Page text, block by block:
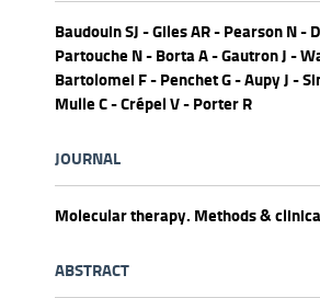
Baudouin SJ - Giles AR - Pearson N -
Partouche N - Borta A - Gautron J -
Bartolomei F - Penchet G - Aupy J -
Mulle C - Crépel V - Porter R
JOURNAL
Molecular therapy. Methods &
ABSTRACT